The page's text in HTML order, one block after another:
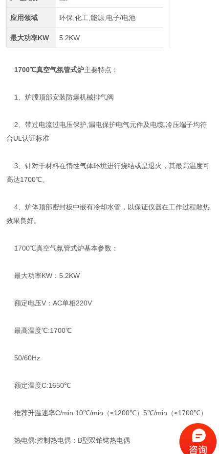
应用领域 环保,化工,能源,电子/电池
最大功率KW 5.2KW
1700℃真空气氛管式炉主要特点：
1、炉膛顶部安装防爆机械排气阀
2、带过电流过电压保护,漏电保护电气元件及电缆,冷压端子均符
合UL认证标准
3、针对于材料在惰性气体环境进行烧结或是退火，其最高温度可
高达1700℃。
4、炉体顶部密封板中嵌有冷却水管，以保证仪器在工作过程散热
效果良好。
1700℃真空气氛管式炉基本参数：
最大功率KW：5.2KW
额定电压V：AC单相220V
最高温度℃:1700℃
50/60Hz
额定温度C:1650℃
推荐升温速率C/min:10℃/min（≤1200℃）5℃/min（≤1700℃）
热电偶:控制热电偶：B型双铂铑热电偶